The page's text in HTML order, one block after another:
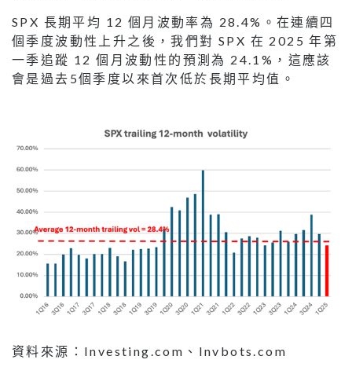
SPX 長期平均 12 個月波動率為 28.4%。在連續四
個季度波動性上升之後，我們對 SPX 在 2025 年第
一季追蹤 12 個月波動性的預測為 24.1%，這應該
會是過去5個季度以來首次低於長期平均值。
資料來源：Investing.com、Invbots.com